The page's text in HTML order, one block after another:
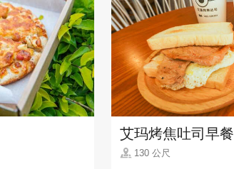
艾玛烤焦吐司早餐
130 公尺